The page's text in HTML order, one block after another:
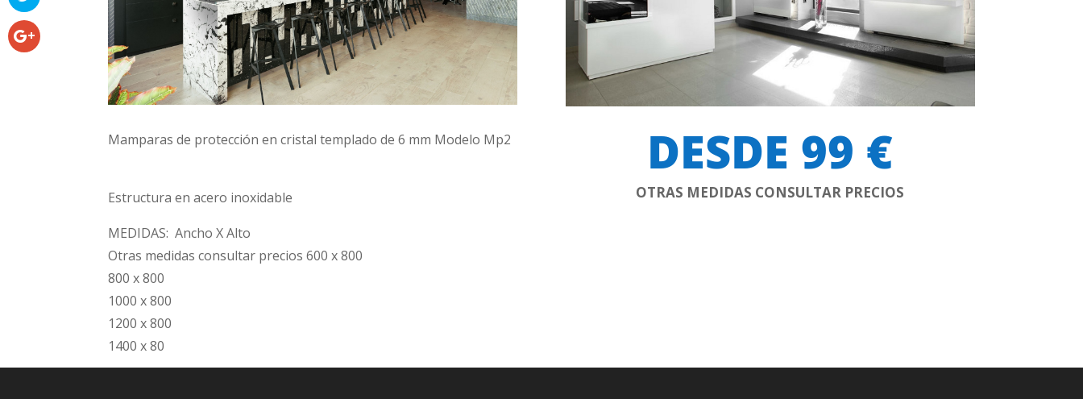
Mamparas de protección en cristal templado de 6 mm Modelo Mp2
Estructura en acero inoxidable
MEDIDAS: Ancho X Alto
Otras medidas consultar precios 600 x 800
800 x 800
1000 x 800
1200 x 800
1400 x 80
DESDE 99 €
OTRAS MEDIDAS CONSULTAR PRECIOS